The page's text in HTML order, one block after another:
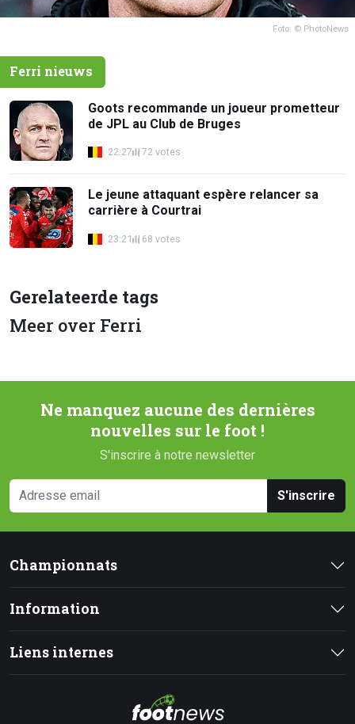
Foto: © PhotoNews
Ferri nieuws
Goots recommande un joueur prometteur
de JPL au Club de Bruges
22:27 72 votes
Le jeune attaquant espère relancer sa
carrière à Courtrai
23:21 68 votes
Gerelateerde tags
Meer over Ferri
Ne manquez aucune des dernières
nouvelles sur le foot !
S'inscrire à notre newsletter
S'inscrire
Championnats
Information
Liens internes